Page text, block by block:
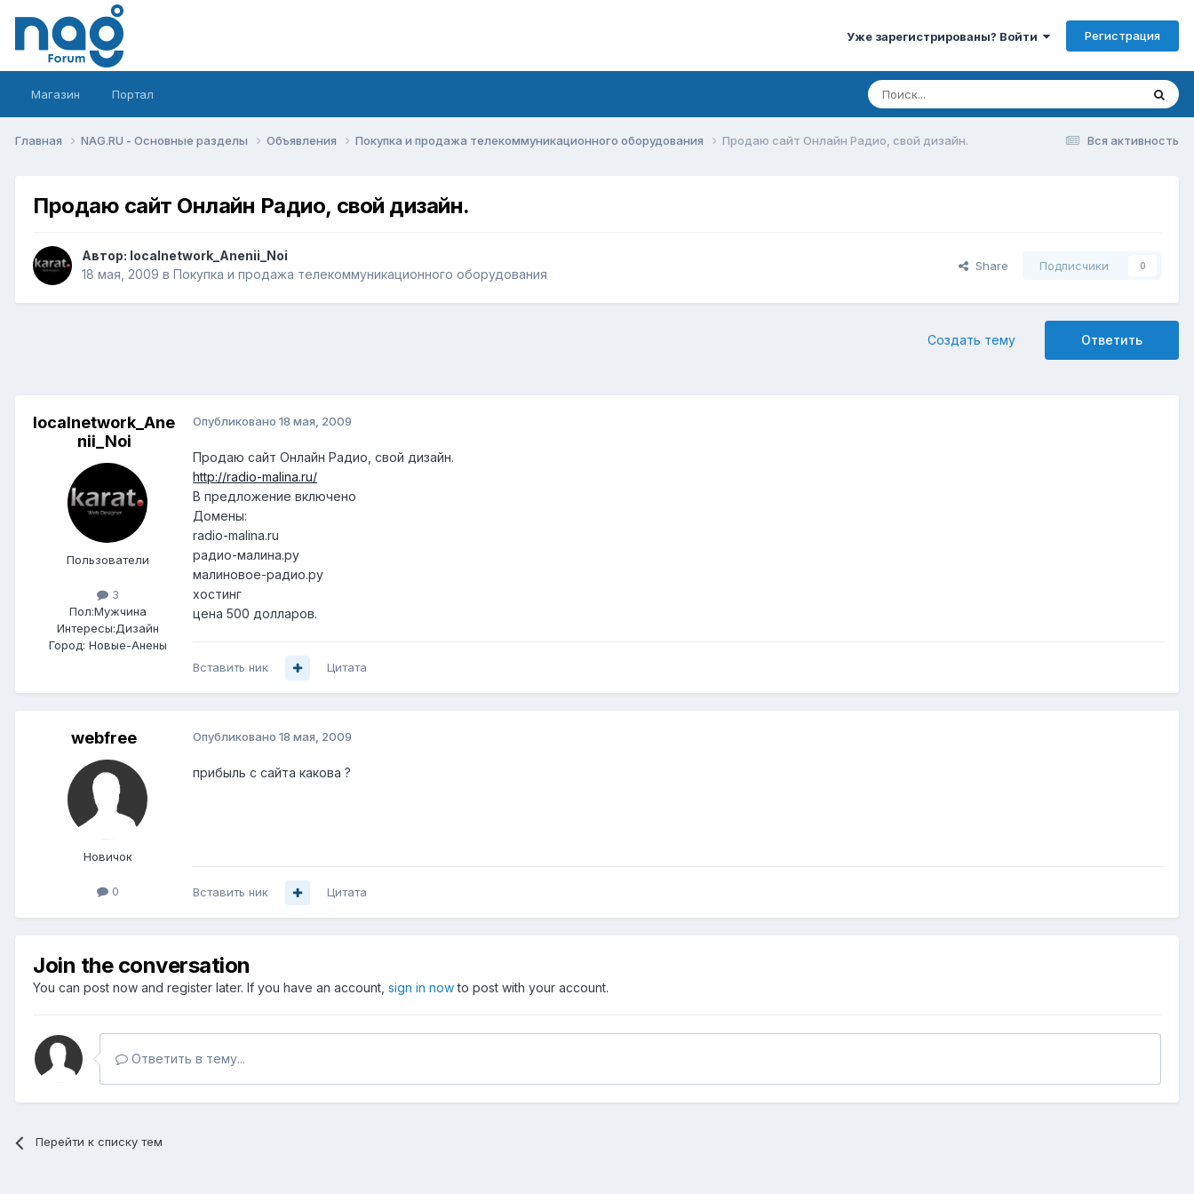
Уже зарегистрированы? Войти Регистрация
Магазин Портал
Вся активность
Главная NAG.RU - Основные разделы Объявления Покупка и продажа телекоммуникационного оборудования Продаю сайт Онлайн Радио, свой дизайн.
Продаю сайт Онлайн Радио, свой дизайн.
Автор: localnetwork_Anenii_Noi
18 мая, 2009 в Покупка и продажа телекоммуникационного оборудования
Share Подписчики 0
Ответить
Создать тему
localnetwork_Ane
nii_Noi
Пользователи
3
Пол:Мужчина
Интересы:Дизайн
Город: Новые-Анены
Опубликовано 18 мая, 2009
Продаю сайт Онлайн Радио, свой дизайн.
http://radio-malina.ru/
В предложение включено
Домены:
radio-malina.ru
радио-малина.ру
малиновое-радио.ру
хостинг
цена 500 долларов.
Вставить ник Цитата
webfree
Новичок
0
Опубликовано 18 мая, 2009
прибыль с сайта какова ?
Вставить ник Цитата
Join the conversation
You can post now and register later. If you have an account, sign in nowto post with your account.
Ответить в тему...
Перейти к списку тем